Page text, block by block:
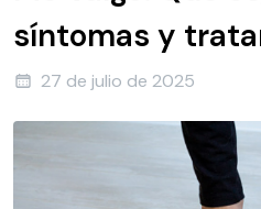
síntomas y
27 de julio de 2025